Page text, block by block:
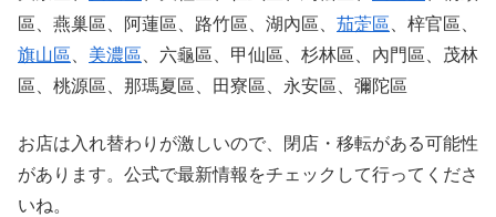
區、燕巢區、阿蓮區、路竹區、湖內區、 茄萣區、梓官區、
旗山區、 美濃區、六龜區、甲仙區、杉林區、內門區、茂林
區、桃源區、那瑪夏區、田寮區、永安區、彌陀區
お店は入れ替わりが激しいので、閉店・移転がある可能性
があります。公式で最新情報をチェックして行ってくださ
いね。